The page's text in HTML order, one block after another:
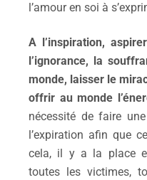
l’amour en soi à
A l’inspiration,aspirer
l’ignorance, la
monde, laisser le
offrir au monde
nécessité de faire
l’expiration afin que
cela, il y a la place
toutes les victimes,